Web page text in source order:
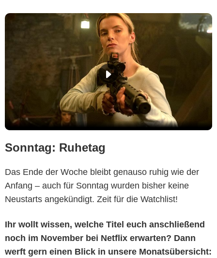
Sonntag: Ruhetag
Das Ende der Woche bleibt genauso ruhig wie der
Anfang – auch für Sonntag wurden bisher keine
Neustarts angekündigt. Zeit für die Watchlist!
Ihr wollt wissen, welche Titel euch anschließend
noch im November bei Netflix erwarten? Dann
werft gern einen Blick in unsere Monatsübersicht: